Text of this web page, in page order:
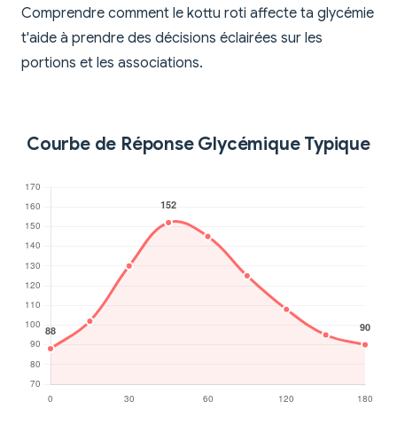
Comprendre comment le kottu roti affecte ta glycémie
t'aide à prendre des décisions éclairées sur les
portions et les associations.
Courbe de Réponse Glycémique Typique